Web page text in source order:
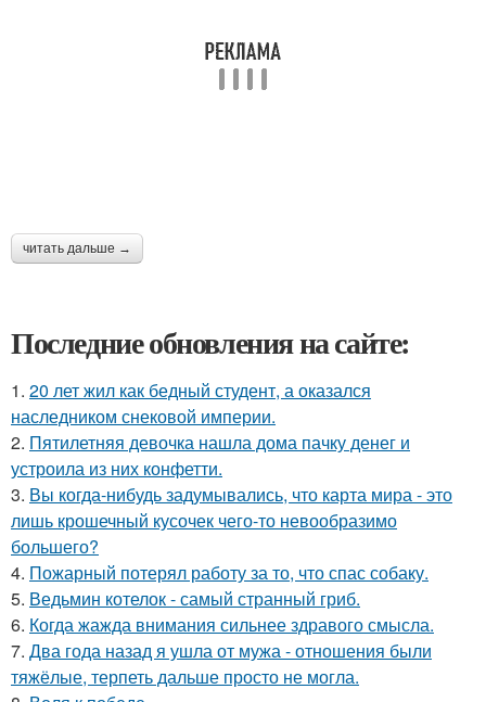
читать дальше →
Последние обновления на сайте:
1. 20 лет жил как бедный студент, а оказался
наследником снековой империи.
2. Пятилетняя девочка нашла дома пачку денег и
устроила из них конфетти.
3. Вы когда-нибудь задумывались, что карта мира - это
лишь крошечный кусочек чего-то невообразимо
большего?
4. Пожарный потерял работу за то, что спас собаку.
5. Ведьмин котелок - самый странный гриб.
6. Когда жажда внимания сильнее здравого смысла.
7. Два года назад я ушла от мужа - отношения были
тяжёлые, терпеть дальше просто не могла.